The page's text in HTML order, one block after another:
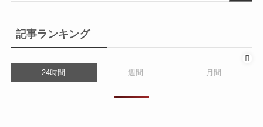
記事ランキング
24時間 週間 月間